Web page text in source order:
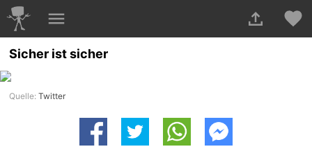
Sicher ist sicher
Quelle:Twitter